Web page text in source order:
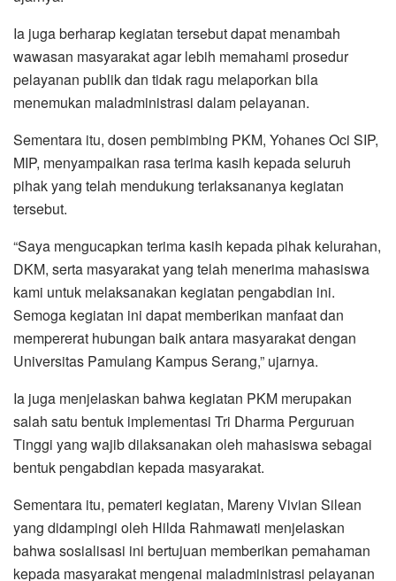
Ia juga berharap kegiatan tersebut dapat menambah
wawasan masyarakat agar lebih memahami prosedur
pelayanan publik dan tidak ragu melaporkan bila
menemukan maladministrasi dalam pelayanan.
Sementara itu, dosen pembimbing PKM, Yohanes Oci SIP,
MIP, menyampaikan rasa terima kasih kepada seluruh
pihak yang telah mendukung terlaksananya kegiatan
tersebut.
“Saya mengucapkan terima kasih kepada pihak kelurahan,
DKM, serta masyarakat yang telah menerima mahasiswa
kami untuk melaksanakan kegiatan pengabdian ini.
Semoga kegiatan ini dapat memberikan manfaat dan
mempererat hubungan baik antara masyarakat dengan
Universitas Pamulang Kampus Serang,” ujarnya.
Ia juga menjelaskan bahwa kegiatan PKM merupakan
salah satu bentuk implementasi Tri Dharma Perguruan
Tinggi yang wajib dilaksanakan oleh mahasiswa sebagai
bentuk pengabdian kepada masyarakat.
Sementara itu, pemateri kegiatan, Mareny Vivian Silean
yang didampingi oleh Hilda Rahmawati menjelaskan
bahwa sosialisasi ini bertujuan memberikan pemahaman
kepada masyarakat mengenai maladministrasi pelayanan